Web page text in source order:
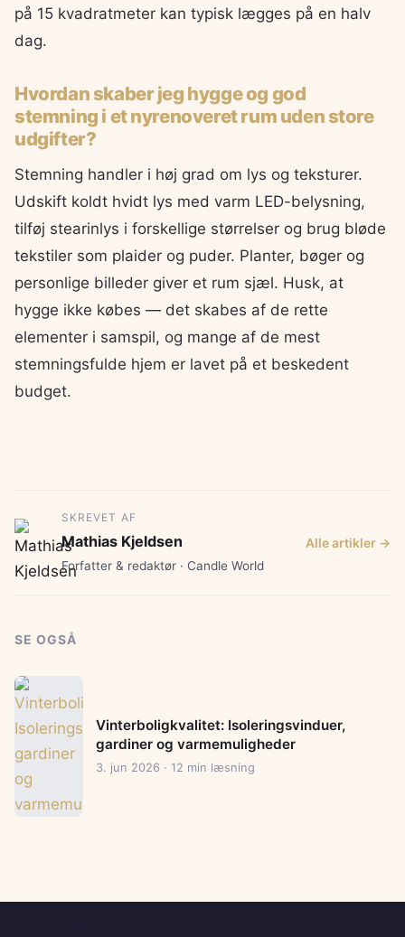
på 15 kvadratmeter kan typisk lægges på en halv
dag.
Hvordan skaber jeg hygge og god
stemning i et nyrenoveret rum uden store
udgifter?
Stemning handler i høj grad om lys og teksturer.
Udskift koldt hvidt lys med varm LED-belysning,
tilføj stearinlys i forskellige størrelser og brug bløde
tekstiler som plaider og puder. Planter, bøger og
personlige billeder giver et rum sjæl. Husk, at
hygge ikke købes — det skabes af de rette
elementer i samspil, og mange af de mest
stemningsfulde hjem er lavet på et beskedent
budget.
SKREVET AF
Mathias Kjeldsen
Forfatter & redaktør · Candle World
Alle artikler →
SE OGSÅ
Vinterboligkvalitet: Isoleringsvinduer,
gardiner og varmemuligheder
3. jun 2026 · 12 min læsning